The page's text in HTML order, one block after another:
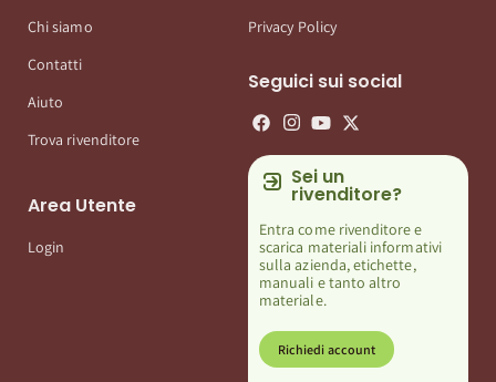
Chi siamo
Contatti
Aiuto
Trova rivenditore
Area Utente
Login
Privacy Policy
Seguici sui social
Sei un
rivenditore?
Entra come rivenditore e
scarica materiali informativi
sulla azienda, etichette,
manuali e tanto altro
materiale.
Richiedi account